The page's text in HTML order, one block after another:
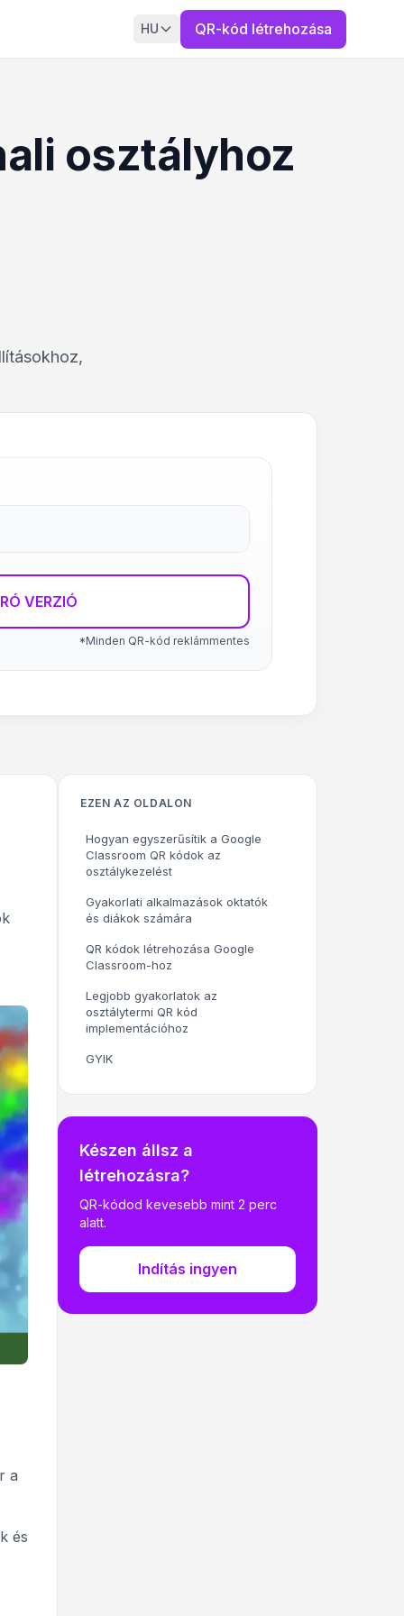
HU QR-kód létrehozása
osztályhoz
VERZIÓ
*Minden QR-kód reklámmentes
a
és
EZEN AZ OLDALON
Hogyan egyszerűsítik a Google
Classroom QR kódok az
osztálykezelést
Gyakorlati alkalmazások oktatók
és diákok számára
QR kódok létrehozása Google
Classroom-hoz
Legjobb gyakorlatok az
osztálytermi QR kód
implementációhoz
GYIK
Készen állsz a
létrehozásra?
QR-kódod kevesebb mint 2 perc
alatt.
Indítás ingyen